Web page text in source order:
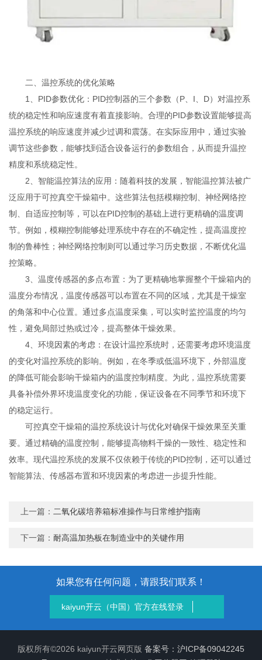
二、温控系统的优化策略
1、PID参数优化：PID控制器的三个参数（P、I、D）对温控系
统的稳定性和响应速度有着直接影响。合理的PID参数设置能够提高
温控系统的响应速度并减少过调和震荡。在实际应用中，通过实验
调节这些参数，能够找到适合设备运行的参数组合，从而提升温控
精度和系统稳定性。
2、智能温控算法的应用：随着科技的发展，智能温控算法被广
泛应用于可控真空干燥箱中。这些算法包括模糊控制、神经网络控
制、自适应控制等，可以在PID控制的基础上进行更精确的温度调
节。例如，模糊控制能够处理系统中存在的不确定性，提高温度控
制的鲁棒性；神经网络控制则可以通过学习历史数据，不断优化温
控策略。
3、温度传感器的多点布置：为了更精确地掌握整个干燥箱内的
温度分布情况，温度传感器可以布置在不同的区域，尤其是干燥室
的角落和中心位置。通过多点温度采集，可以实时监控温度的均匀
性，避免局部过热或过冷，提高整体干燥效果。
4、环境因素的考虑：在设计温控系统时，还需要考虑环境温度
的变化对温控系统的影响。例如，在冬季或低温环境下，外部温度
的降低可能会影响干燥箱内的温度控制精度。为此，温控系统需要
具备补偿外界环境温度变化的功能，保证设备在不同季节和环境下
的稳定运行。
可控真空干燥箱的温控系统设计与优化对确保干燥效果至关重
要。通过精确的温度控制，能够提高物料干燥的一致性、稳定性和
效率。现代温控系统的发展不仅依赖于传统的PID控制，还可以通过
智能算法、传感器布置和环境因素的考虑进一步提升性能。
上一篇： 二氧化碳培养箱标准操作与日常维护指南
下一篇：耐高温加热板在制造业中的关键作用
如果您有任何问题，请跟我们联系！
kaiyun开云（中国）官方在线登录
版权所有©2026 kaiyun开云网页版 备案号：沪ICP备09042245